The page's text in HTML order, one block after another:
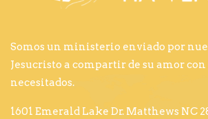
Somos un ministerio enviado por
Jesucristo a compartir de su amor con
necesitados.
1601 Emerald Lake Dr. Matthews NC